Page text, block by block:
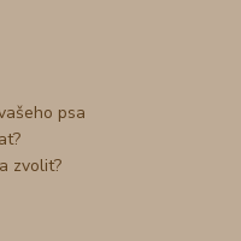
psa
zvolit?